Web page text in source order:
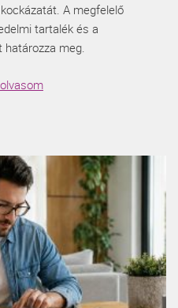
A megfelelő
tartalék és a
meg.